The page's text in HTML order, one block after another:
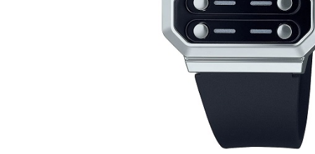
615
178
DIVAT KARÓRÁK (Curren, Oulm,Naviforce, D-